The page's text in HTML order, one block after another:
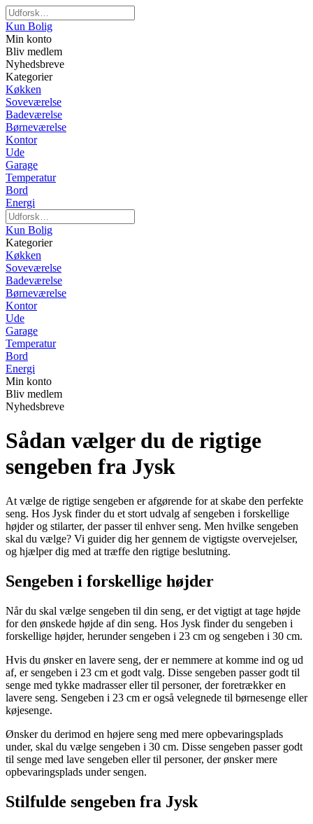
Kun Bolig
Min konto
Bliv medlem
Nyhedsbreve
Kategorier
Køkken
Soveværelse
Badeværelse
Børneværelse
Kontor
Ude
Garage
Temperatur
Bord
Energi
Kun Bolig
Kategorier
Køkken
Soveværelse
Badeværelse
Børneværelse
Kontor
Ude
Garage
Temperatur
Bord
Energi
Min konto
Bliv medlem
Nyhedsbreve
Sådan vælger du de rigtige
sengeben fra Jysk
At vælge de rigtige sengeben er afgørende for at skabe den perfekte
seng. Hos Jysk finder du et stort udvalg af sengeben i forskellige
højder og stilarter, der passer til enhver seng. Men hvilke sengeben
skal du vælge? Vi guider dig her gennem de vigtigste overvejelser,
og hjælper dig med at træffe den rigtige beslutning.
Sengeben i forskellige højder
Når du skal vælge sengeben til din seng, er det vigtigt at tage højde
for den ønskede højde af din seng. Hos Jysk finder du sengeben i
forskellige højder, herunder sengeben i 23 cm og sengeben i 30 cm.
Hvis du ønsker en lavere seng, der er nemmere at komme ind og ud
af, er sengeben i 23 cm et godt valg. Disse sengeben passer godt til
senge med tykke madrasser eller til personer, der foretrækker en
lavere seng. Sengeben i 23 cm er også velegnede til børnesenge eller
køjesenge.
Ønsker du derimod en højere seng med mere opbevaringsplads
under, skal du vælge sengeben i 30 cm. Disse sengeben passer godt
til senge med lave sengeben eller til personer, der ønsker mere
opbevaringsplads under sengen.
Stilfulde sengeben fra Jysk